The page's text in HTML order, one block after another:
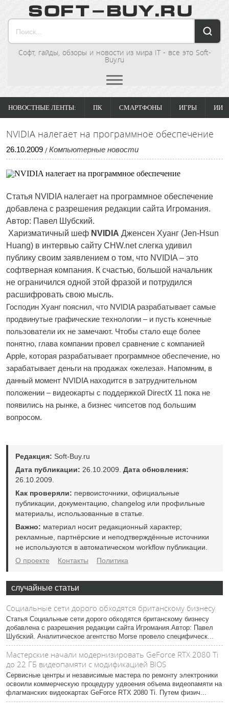
Софт, гайды, обзоры и новости из мира IT - все это Soft-
Buy.ru
НОВОСТНЫЕ ЛЕНТЫ: ПК СМАРТФОНЫ ИГРЫ ИИ
NVIDIA налегает на программное обеспечение
26.10.2009 / Компьютерные новости
Статья NVIDIA налегает на программное обеспечение
добавлена с разрешения редакции сайта Игромания.
Автор: Павел Шубский.
Харизматичный шеф NVIDIA Дженсен Хуанг (Jen-Hsun
Huang) в интервью сайту CHW.net слегка удивил
публику своим заявлением о том, что NVIDIA – это
софтверная компания. К счастью, большой начальник
не ограничился одной этой фразой и потрудился
расшифровать свою мысль.
Господин Хуанг пояснил, что NVIDIA разрабатывает самые
продвинутые графические технологии – и пусть конечные
пользователи их не замечают. Чтобы стало еще более
понятно, глава компании провел сравнение с компанией
Apple, которая разрабатывает программное обеспечение, но
зарабатывает деньги на продажах «железа». Напомним, в
данный момент NVIDIA находится в затруднительном
положении – видеокарты с поддержкой DirectX 11 пока не
появились на рынке, а бизнес чипсетов под большим
вопросом.
Редакция: Soft-Buy.ru
Дата публикации: 26.10.2009. Дата обновления:
26.10.2009.
Как проверяли: первоисточники, официальные
публикации, документацию, changelog или профильные
материалы, использованные в статье.
Важно: материал носит редакционный характер;
рекламные, партнёрские и неподтверждённые источники
не используются в автоматическом workflow публикации.
О проекте
Контакты Политика
случайные статьи
Социальные сети дорого обходятся британскому бизнесу
Статья Социальные сети дорого обходятся британскому бизнесу
добавлена с разрешения редакции сайта Игромания.Автор: Павел
Шубский. Аналитическое агентство Morse провело специфическ...
Мастерские начали модернизировать GeForce RTX 2080 Ti
до 22 ГБ видеопамяти с модификацией BIOS
Сервисные центры и независимые мастера по ремонту электроники
освоили коммерческую процедуру удвоения объема видеопамяти на
флагманских видеокартах GeForce RTX 2080 Ti. Путем физич...